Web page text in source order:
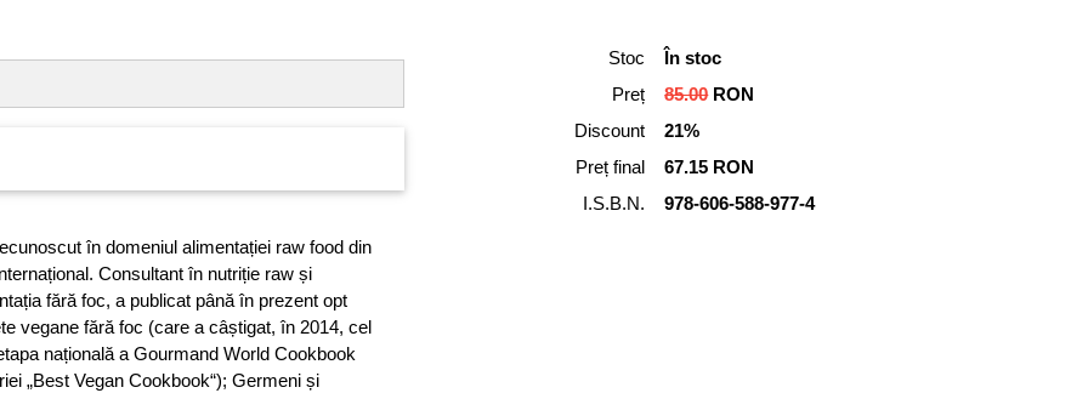
în domeniul alimentației raw food din
Consultant în nutriție raw și
fără foc, a publicat până în prezent opt
vegane fără foc (care a câștigat, în 2014, cel
națională a Gourmand World Cookbook
„Best Vegan Cookbook“); Germeni și
Stoc
În stoc
Preț
85.00RON
Discount
21%
Preț final
67.15 RON
I.S.B.N.
978-606-588-977-4